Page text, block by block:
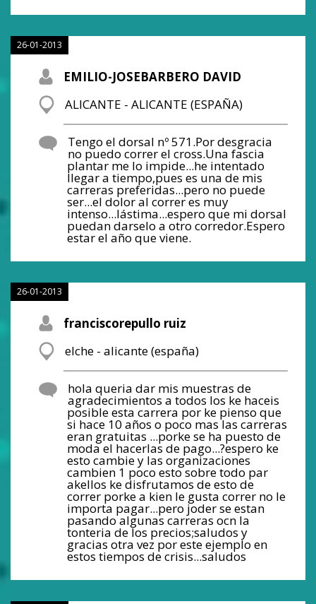
26-01-2013
EMILIO-JOSEBARBERO DAVID
ALICANTE - ALICANTE (ESPAÑA)
Tengo el dorsal nº 571.Por desgracia
no puedo correr el cross.Una fascia
plantar me lo impide...he intentado
llegar a tiempo,pues es una de mis
carreras preferidas...pero no puede
ser...el dolor al correr es muy
intenso...lástima...espero que mi dorsal
puedan darselo a otro corredor.Espero
estar el año que viene.
26-01-2013
franciscorepullo ruiz
elche - alicante (españa)
hola queria dar mis muestras de
agradecimientos a todos los ke haceis
posible esta carrera por ke pienso que
si hace 10 años o poco mas las carreras
eran gratuitas ...porke se ha puesto de
moda el hacerlas de pago...?espero ke
esto cambie y las organizaciones
cambien 1 poco esto sobre todo par
akellos ke disfrutamos de esto de
correr porke a kien le gusta correr no le
importa pagar...pero joder se estan
pasando algunas carreras ocn la
tonteria de los precios;saludos y
gracias otra vez por este ejemplo en
estos tiempos de crisis...saludos